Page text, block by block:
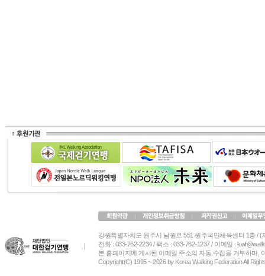
강원특별자치도 원주시 남원로 551 원주국민체육센터 1층 / (
전화 : 033-762-2234 / 팩스 : 033-762-1237 / 이메일 :
본 홈페이지에 게시된 이메일 주소의 자동 수집을 거부하며,
Copyright(C) 1995 ~ 2026 by Korea Walking Federation All